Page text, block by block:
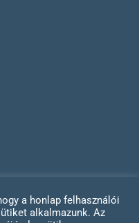
a honlap felhasználói
alkalmazunk. Az